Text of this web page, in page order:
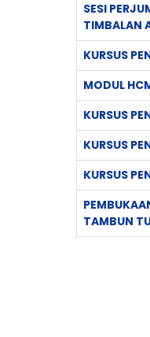
SESI
TIMBALAN
KURSUS
MODUL
KURSUS
KURSUS
KURSUS
TAMBUN